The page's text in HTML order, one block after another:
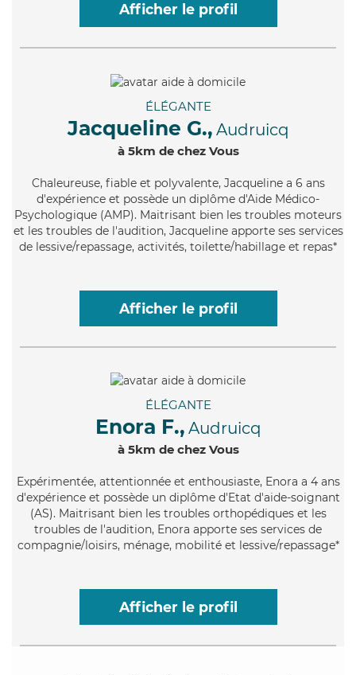
Afficher le profil
ÉLÉGANTE
Jacqueline G., Audruicq
à 5km de chez Vous
Chaleureuse, fiable et polyvalente, Jacqueline a 6 ans
d'expérience et possède un diplôme d'Aide Médico-
Psychologique (AMP). Maitrisant bien les troubles moteurs
et les troubles de l'audition, Jacqueline apporte ses services
de lessive/repassage, activités, toilette/habillage et repas*
Afficher le profil
ÉLÉGANTE
Enora F., Audruicq
à 5km de chez Vous
Expérimentée, attentionnée et enthousiaste, Enora a 4 ans
d'expérience et possède un diplôme d'Etat d'aide-soignant
(AS). Maitrisant bien les troubles orthopédiques et les
troubles de l'audition, Enora apporte ses services de
compagnie/loisirs, ménage, mobilité et lessive/repassage*
Afficher le profil